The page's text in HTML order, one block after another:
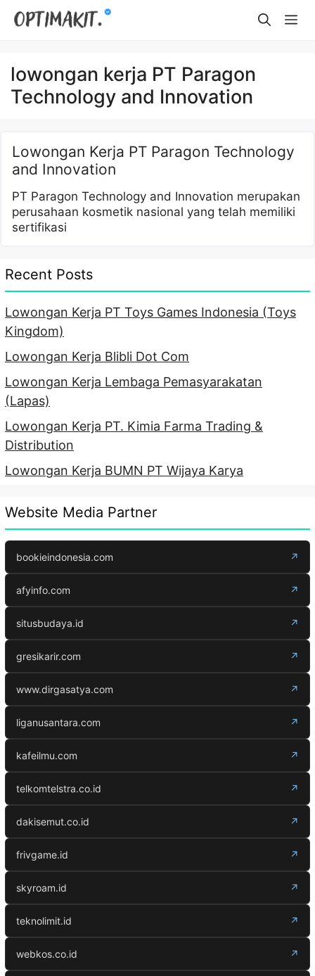
Skip
lowongan kerja PT Paragon
Technology and Innovation
Lowongan Kerja PT Paragon Technology
and Innovation
PT Paragon Technology and Innovation merupakan
perusahaan kosmetik nasional yang telah memiliki
sertifikasi
Recent Posts
Lowongan Kerja PT Toys Games Indonesia (Toys
Kingdom)
Lowongan Kerja Blibli Dot Com
Lowongan Kerja Lembaga Pemasyarakatan
(Lapas)
Lowongan Kerja PT. Kimia Farma Trading &
Distribution
Lowongan Kerja BUMN PT Wijaya Karya
Website Media Partner
bookieindonesia.com ↗
afyinfo.com ↗
situsbudaya.id ↗
gresikarir.com ↗
www.dirgasatya.com ↗
liganusantara.com ↗
kafeilmu.com ↗
telkomtelstra.co.id ↗
dakisemut.co.id ↗
frivgame.id ↗
skyroam.id ↗
teknolimit.id ↗
webkos.co.id ↗